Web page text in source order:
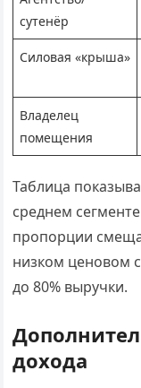
сутенёр
Силовая «крыша»
Владелец
помещения
Таблица
среднем
пропорции
низком ценовом
до 80% выручки.
дохода